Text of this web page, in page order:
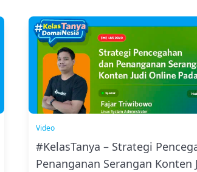
Video
#KelasTanya – Strategi
Penanganan Serangan Konten